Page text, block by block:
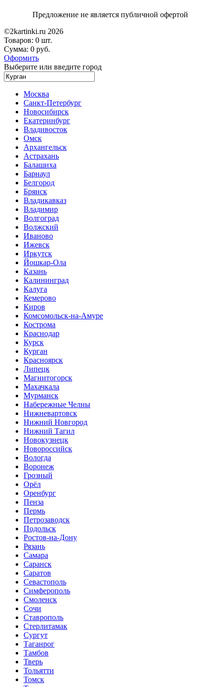
Предложение не является публичной офертой
©2kartinki.ru 2026
Товаров: 0 шт.
Сумма: 0 руб.
Оформить
Выберите или введите город
Москва
Санкт-Петербург
Новосибирск
Екатеринбург
Владивосток
Омск
Архангельск
Астрахань
Балашиха
Барнаул
Белгород
Брянск
Владикавказ
Владимир
Волгоград
Волжский
Иваново
Ижевск
Иркутск
Йошкар-Ола
Казань
Калининград
Калуга
Кемерово
Киров
Комсомольск-на-Амуре
Кострома
Краснодар
Курск
Курган
Красноярск
Липецк
Магнитогорск
Махачкала
Мурманск
Набережные Челны
Нижневартовск
Нижний Новгород
Нижний Тагил
Новокузнецк
Новороссийск
Вологда
Воронеж
Грозный
Орёл
Оренбург
Пенза
Пермь
Петрозаводск
Подольск
Ростов-на-Дону
Рязань
Самара
Саранск
Саратов
Севастополь
Симферополь
Смоленск
Сочи
Ставрополь
Стерлитамак
Сургут
Таганрог
Тамбов
Тверь
Тольятти
Томск